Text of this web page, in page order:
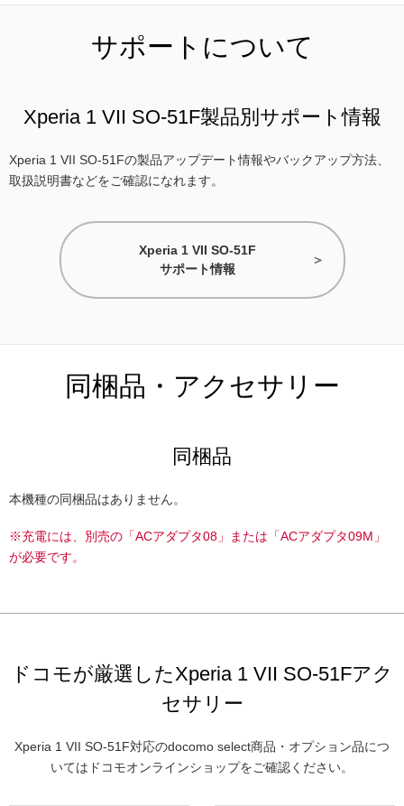
サポートについて
Xperia 1 VII SO-51F製品別サポート情報
Xperia 1 VII SO-51Fの製品アップデート情報やバックアップ方法、
取扱説明書などをご確認になれます。
Xperia 1 VII SO-51F
サポート情報
同梱品・アクセサリー
同梱品
本機種の同梱品はありません。
※充電には、別売の「ACアダプタ08」または「ACアダプタ09M」
が必要です。
ドコモが厳選したXperia 1 VII SO-51Fアク
セサリー
Xperia 1 VII SO-51F対応のdocomo select商品・オプション品につ
いてはドコモオンラインショップをご確認ください。